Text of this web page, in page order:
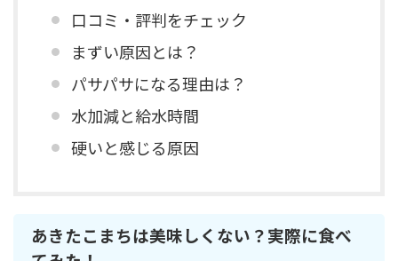
口コミ・評判をチェック
まずい原因とは？
パサパサになる理由は？
水加減と給水時間
硬いと感じる原因
あきたこまちは美味しくない？実際に食べ